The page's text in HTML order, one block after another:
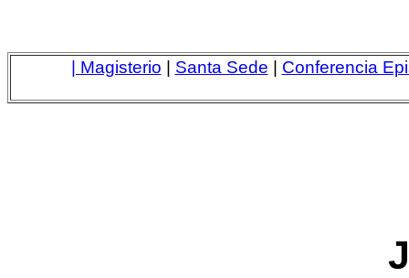
| Magisterio Santa Sede Conferencia